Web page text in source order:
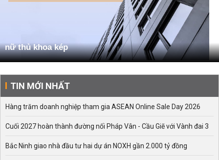
nữ thủ khoa kép
TIN MỚI NHẤT
Hàng trăm doanh nghiệp tham gia ASEAN Online Sale Day 2026
Cuối 2027 hoàn thành đường nối Pháp Vân - Cầu Giẽ với Vành đai 3
Bắc Ninh giao nhà đầu tư hai dự án NOXH gần 2.000 tỷ đồng